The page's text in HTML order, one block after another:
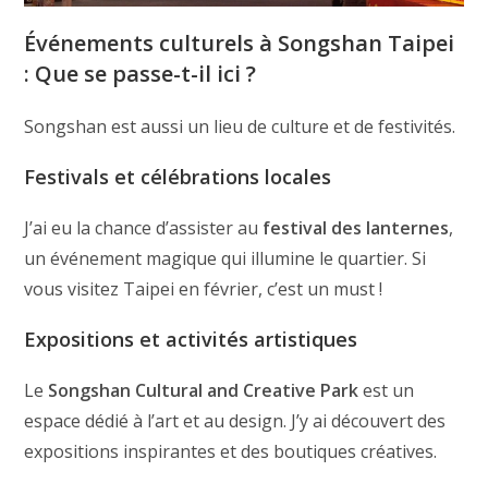
Événements culturels à Songshan Taipei
: Que se passe-t-il ici ?
Songshan est aussi un lieu de culture et de festivités.
Festivals et célébrations locales
J’ai eu la chance d’assister au festival des lanternes,
un événement magique qui illumine le quartier. Si
vous visitez Taipei en février, c’est un must !
Expositions et activités artistiques
Le Songshan Cultural and Creative Parkest un
espace dédié à l’art et au design. J’y ai découvert des
expositions inspirantes et des boutiques créatives.